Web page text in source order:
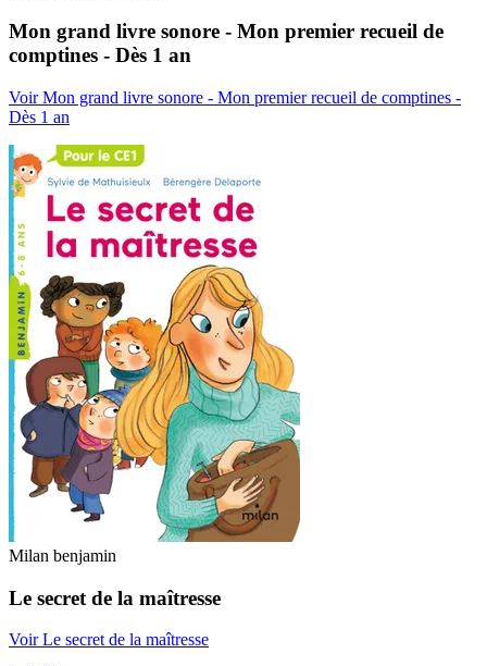
Mon grand livre sonore - Mon premier recueil de
comptines - Dès 1 an
Voir Mon grand livre sonore - Mon premier recueil de comptines -
Dès 1 an
Milan benjamin
Le secret de la maîtresse
Voir Le secret de la maîtresse